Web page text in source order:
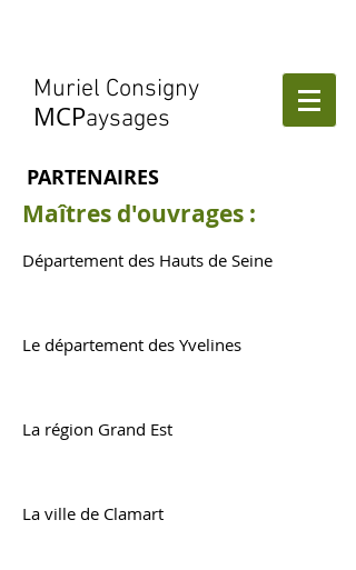
Muriel Consigny
MCPaysages
PARTENAIRES
Maîtres d'ouvrages :
Département des Hauts de Seine
Le département des Yvelines
La région Grand Est
La ville de Clamart